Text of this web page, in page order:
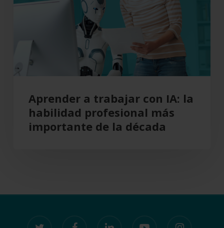
IA:
década
Aprender a trabajar con IA: la
habilidad profesional más
importante de la década